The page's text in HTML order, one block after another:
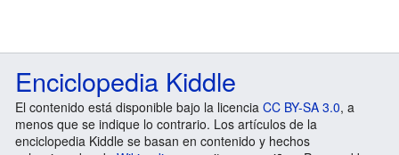
Enciclopedia Kiddle
El contenido está disponible bajo la licencia CC BY-SA 3.0, a
menos que se indique lo contrario. Los artículos de la
enciclopedia Kiddle se basan en contenido y hechos